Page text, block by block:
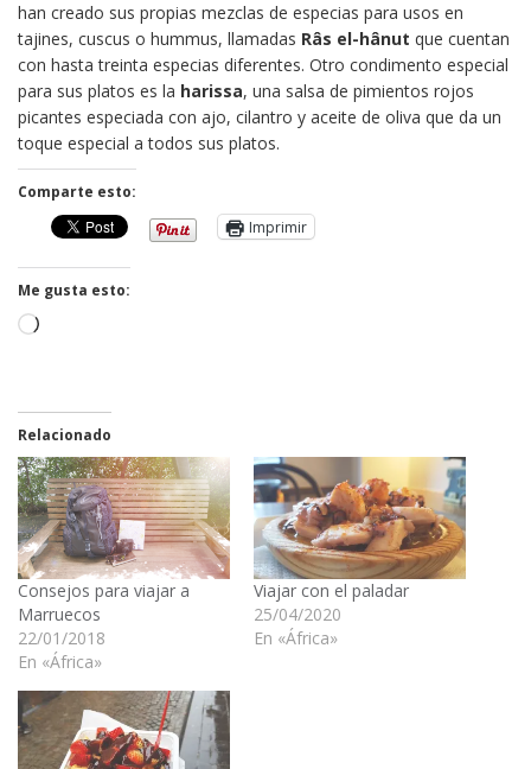
han creado sus propias mezclas de especias para usos en
tajines, cuscus o hummus, llamadas Râs el-hânut que cuentan
con hasta treinta especias diferentes. Otro condimento especial
para sus platos es la harissa, una salsa de pimientos rojos
picantes especiada con ajo, cilantro y aceite de oliva que da un
toque especial a todos sus platos.
Comparte esto:
Imprimir
Me gusta esto:
Cargando...
Relacionado
Consejos para viajar a
Marruecos
22/01/2018
En «África»
Viajar con el paladar
25/04/2020
En «África»